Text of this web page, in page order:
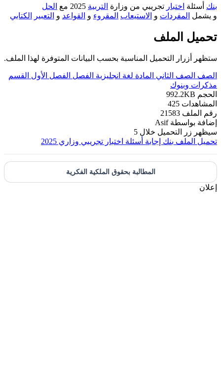
بنكأسئلة اختبار تجريبي من وزارة التربية2025 مع
الحل
و يشمل المفرداتو الاستيعاب المقروءو القواعدو التعبير الكتابي
تحميل الملف
ستظهر أزرار التحميل المناسبة بحسب البيانات المتوفرة لهذا الملف.
الصف الصف الثاني المادة لغة انجليزية الفصل الفصل الأول
القسم
مذكرات وبنوك
الحجم 992.2KB
المشاهدات 425
رقم الملف 21583
إضافة بواسطة Asif
سيظهر زر التحميل خلال 5
تحميل الملف بنك إجابة أسئلة اختبار تجريبي وزاري 2025
المطالبة بحقوق الملكية الفكرية
إعلان